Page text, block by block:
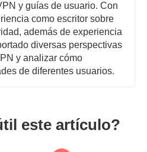
y guías de usuario. Con
como escritor sobre
además de experiencia
diversas perspectivas
y analizar cómo
de diferentes usuarios.
este artículo?